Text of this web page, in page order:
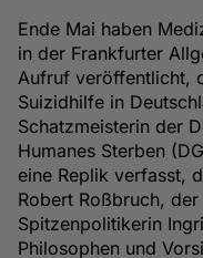
Ende Mai haben
in der Frankfurter
Aufruf veröffentlicht,
Suizidhilfe in
Schatzmeisterin der
Humanes Sterben
eine Replik verfasst,
Robert Roßbruch,
Spitzenpolitikerin
Philosophen und